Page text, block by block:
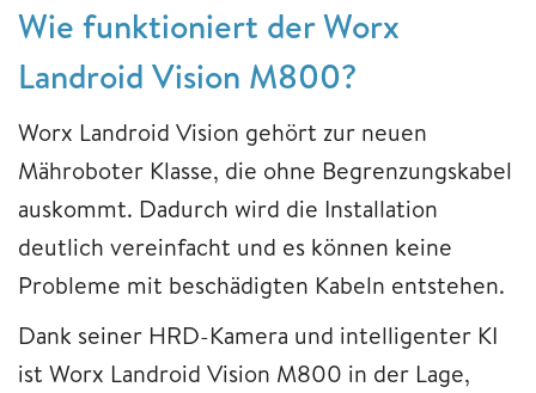
Wie funktioniert der Worx
Landroid Vision M800?
Worx Landroid Vision gehört zur neuen
Mähroboter Klasse, die ohne Begrenzungskabel
auskommt. Dadurch wird die Installation
deutlich vereinfacht und es können keine
Probleme mit beschädigten Kabeln entstehen.
Dank seiner HRD-Kamera und intelligenter KI
ist Worx Landroid Vision M800 in der Lage,